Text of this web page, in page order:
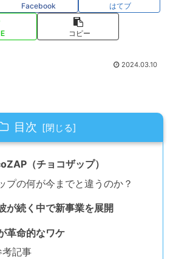
Facebook はてブ
コピー
2024.03.10
目次
（チョコザップ）
プの何が今までと違うのか？
が続く中で新事業を展開
革命的なワケ
考記事